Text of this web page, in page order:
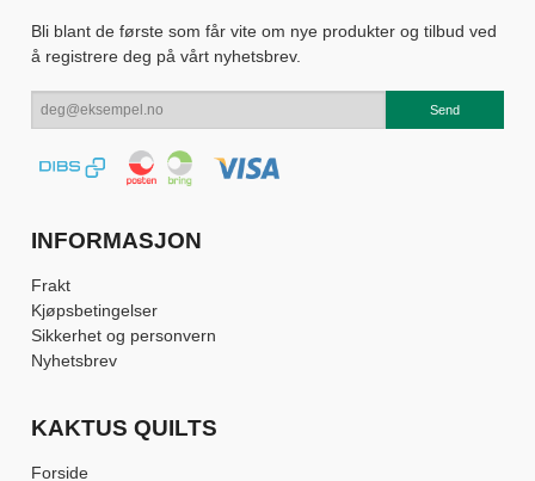
Bli blant de første som får vite om nye produkter og tilbud ved
å registrere deg på vårt nyhetsbrev.
INFORMASJON
Frakt
Kjøpsbetingelser
Sikkerhet og personvern
Nyhetsbrev
KAKTUS QUILTS
Forside